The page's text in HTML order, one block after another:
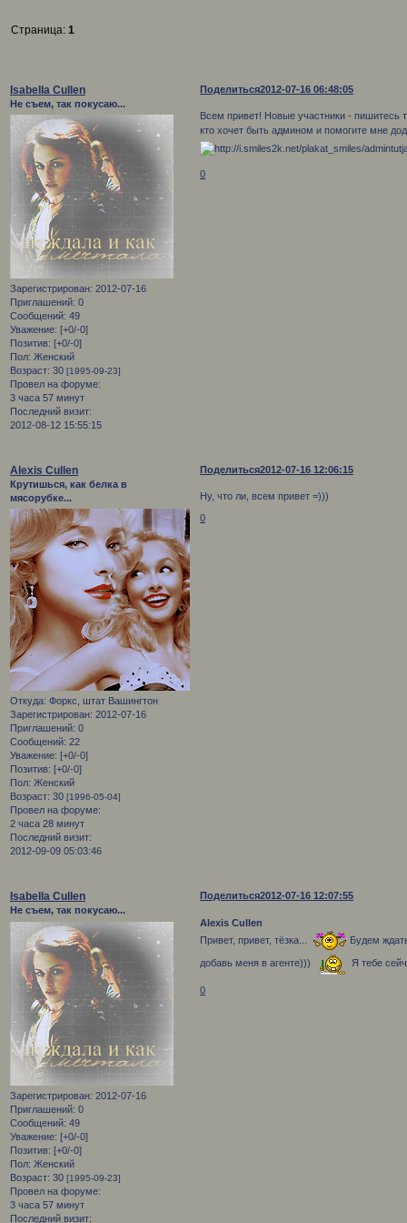
Страница:1
Поделиться2012-07-16 06:48:05
Isabella Cullen
Не съем, так покусаю...
Зарегистрирован: 2012-07-16
Приглашений: 0
Сообщений: 49
Уважение: [+0/-0]
Позитив: [+0/-0]
Пол: Женский
Возраст: 30 [1995-09-23]
Провел на форуме:
3 часа 57 минут
Последний визит:
2012-08-12 15:55:15
Всем привет! Новые участники - пишитесь
кто хочет быть админом и помогите мне
0
Поделиться2012-07-16 12:06:15
Alexis Cullen
Крутишься, как белка в
мясорубке...
Откуда: Форкс, штат Вашингтон
Зарегистрирован: 2012-07-16
Приглашений: 0
Сообщений: 22
Уважение: [+0/-0]
Позитив: [+0/-0]
Пол: Женский
Возраст: 30 [1996-05-04]
Провел на форуме:
2 часа 28 минут
Последний визит:
2012-09-09 05:03:46
Ну, что ли, всем привет =)))
0
Поделиться2012-07-16 12:07:55
Isabella Cullen
Не съем, так покусаю...
Зарегистрирован: 2012-07-16
Приглашений: 0
Сообщений: 49
Уважение: [+0/-0]
Позитив: [+0/-0]
Пол: Женский
Возраст: 30 [1995-09-23]
Провел на форуме:
3 часа 57 минут
Последний визит:
Alexis Cullen
Привет, привет, тёзка...
Будем
добавь меня в агенте))) Я тебе
0